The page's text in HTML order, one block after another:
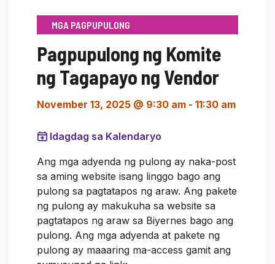
MGA PAGPUPULONG
Pagpupulong ng Komite
ng Tagapayo ng Vendor
November 13, 2025 @ 9:30 am - 11:30 am
Idagdag sa Kalendaryo
Ang mga adyenda ng pulong ay naka-post
sa aming website isang linggo bago ang
pulong sa pagtatapos ng araw. Ang pakete
ng pulong ay makukuha sa website sa
pagtatapos ng araw sa Biyernes bago ang
pulong. Ang mga adyenda at pakete ng
pulong ay maaaring ma-access gamit ang